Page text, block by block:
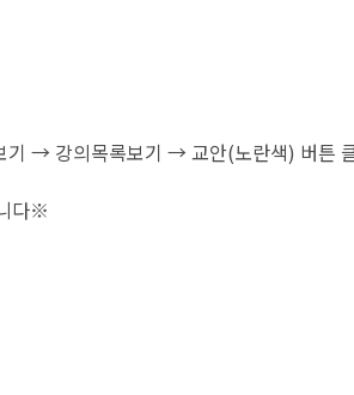
→ 강의목록보기 → 교안(노란색) 버튼
다※